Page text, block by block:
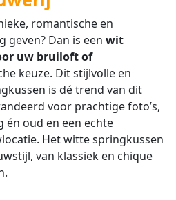
romantische en
Dan is een wit
uw bruiloft of
keuze. Dit stijlvolle en
is dé trend van dit
voor prachtige foto’s,
oud en een echte
Het witte springkussen
van klassiek en chique